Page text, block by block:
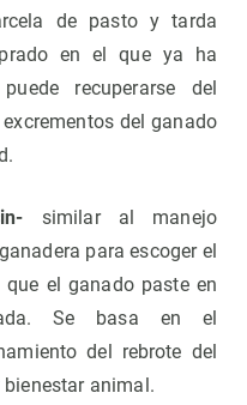
de pasto y tarda
en el que ya ha
recuperarse del
del ganado
similar al manejo
para escoger el
el ganado paste en
Se basa en el
del rebrote del
animal.